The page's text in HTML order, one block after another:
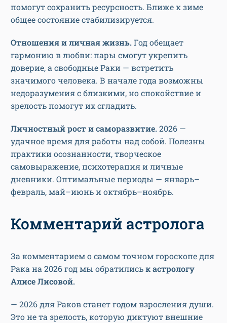
помогут сохранить ресурсность. Ближе к зиме
общее состояние стабилизируется.
Отношения и личная жизнь.Год обещает
гармонию в любви: пары смогут укрепить
доверие, а свободные Раки — встретить
значимого человека. В начале года возможны
недоразумения с близкими, но спокойствие и
зрелость помогут их сгладить.
Личностный рост и саморазвитие.2026 —
удачное время для работы над собой. Полезны
практики осознанности, творческое
самовыражение, психотерапия и личные
дневники. Оптимальные периоды — январь–
февраль, май–июнь и октябрь–ноябрь.
Комментарий астролога
За комментарием о самом точном гороскопе для
Рака на 2026 год мы обратилиськ астрологу
Алисе Лисовой.
— 2026 для Раков станет годом взросления души.
Это не та зрелость, которую диктуют внешние